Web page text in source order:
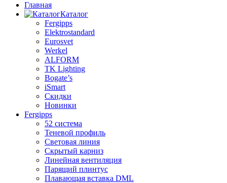
Главная
Каталог
Fergipps
Elektrostandard
Eurosvet
Werkel
ALFORM
TK Lighting
Bogate’s
iSmart
Скидки
Новинки
Fergipps
52 система
Теневой профиль
Световая линия
Скрытый карниз
Линейная вентиляция
Парящий плинтус
Плавающая вставка DML